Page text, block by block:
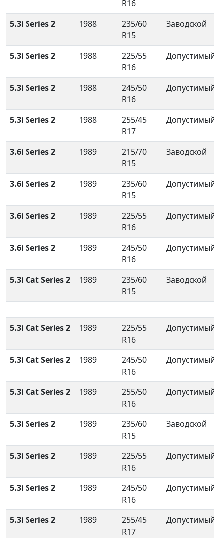
R16
5.3i Series 2 1988
235/60
R15
Заводской
5.3i Series 2 1988
225/55
R16
Допустимый
5.3i Series 2 1988
245/50
R16
Допустимый
5.3i Series 2 1988
255/45
R17
Допустимый
3.6i Series 2 1989
215/70
R15
Заводской
3.6i Series 2 1989
235/60
R15
Допустимый
3.6i Series 2 1989
225/55
R16
Допустимый
3.6i Series 2 1989
245/50
R16
Допустимый
5.3i Cat Series 2 1989
235/60
R15
Заводской
5.3i Cat Series 2 1989
225/55
R16
Допустимый
5.3i Cat Series 2 1989
245/50
R16
Допустимый
5.3i Cat Series 2 1989
255/50
R16
Допустимый
5.3i Series 2 1989
235/60
R15
Заводской
5.3i Series 2 1989
225/55
R16
Допустимый
5.3i Series 2 1989
245/50
R16
Допустимый
5.3i Series 2 1989
255/45
R17
Допустимый